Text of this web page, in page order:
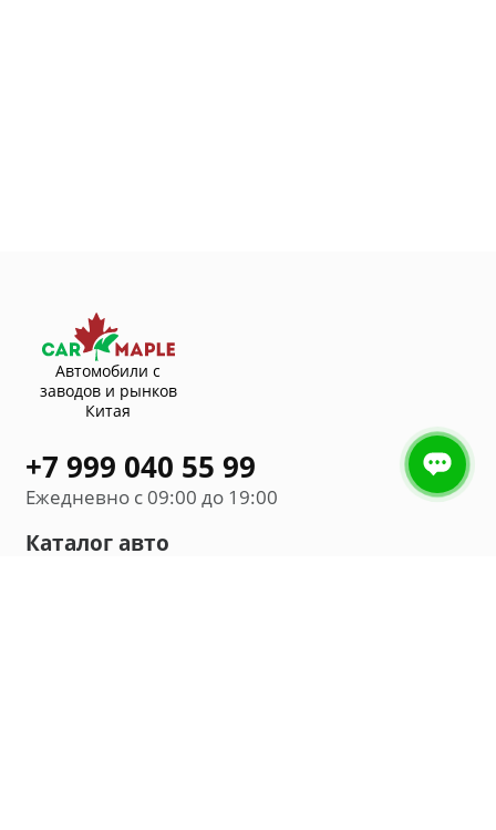
Автомобили с
заводов и рынков
Китая
+7 999 040 55 99
Ежедневно с 09:00 до 19:00
Каталог авто